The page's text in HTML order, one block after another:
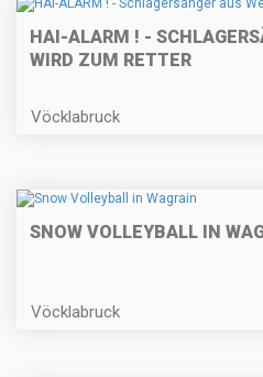
HAI-ALARM ! -
WIRD ZUM RETTER
Vöcklabruck
SNOW VOLLEYBALL IN
Vöcklabruck